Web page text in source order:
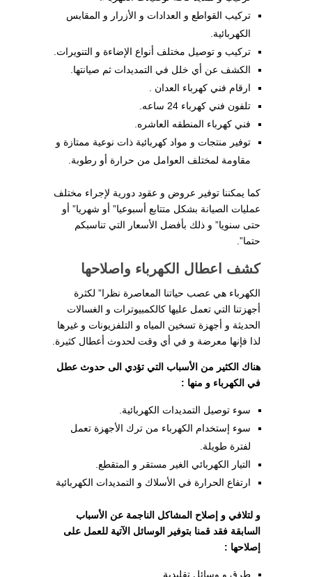
تركيب القواطع و العدادات و الأزرار و المقابس
الكهربائية.
تركيب و توصيل مختلف أنواع الإضاءة و التنويرات.
الكشف عن أي خلل في التمديدات ثم صيانتها.
ارقام فني كهرباء العدان .
تلفون فني كهرباء 24 ساعه.
فني كهرباء المنطقه العاشره.
توفير منتجات و مواد كهربائية ذات نوعية ممتازة و
مقاومة لمختلف العوامل من حرارة أو رطوبة.
كما يمكننا توفير عروض و عقود دورية لإجراء مختلف
عمليات الصيانة بشكل متتابع أسبوعيا” أو شهريا” أو
حتى سنويا” و ذلك بأفضل الأسعار التي تناسبكم
حتما”.
كشف اعطال الكهرباء واصلاحها
الكهرباء هي عصب حياتنا المعاصرة نظرا” لكثرة
أجهزتنا التي تعمل عليها كالكمبيوترات و الغسالات
الحديثة و أجهزة تسخين المياه و التلفزيونات و غيرها
لذا فإنها معرضة و في أي وقت لحدوث أعطال كثيرة.
هناك الكثير من الأسباب التي تؤدي الى حدوث عطل
في الكهرباء و منها :
سوء توصيل التمديدات الكهربائية.
سوء إستخدام الكهرباء من ترك الأجهزة تعمل
لفترة طويلة.
التيار الكهربائي الغير مستقر و المتقطع.
ارتفاع الحرارة في الأسلاك و التمديدات الكهربائية
و لتلافي و إصلاح المشاكل الناجمة عن الأسباب
السابقة فقد قمنا بتوفير الوسائل الآتية للعمل على
إصلاحها :
طرق و وسائل تقليدية.